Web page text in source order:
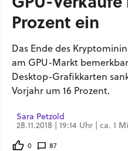
Prozent ein
Das Ende des
am GPU-Markt
Desktop-Grafikkarten
Vorjahr um 16 Prozent.
Sara Petzold
28.11.2018 | 19:14 Uhr | ca. 1
0 87